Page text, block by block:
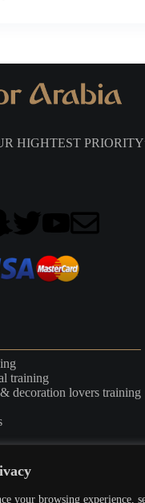
your browsing experience,
HIGHTEST
training
decoration lovers training